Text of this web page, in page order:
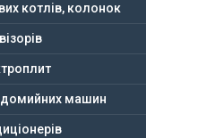
котлів, колонок
машин